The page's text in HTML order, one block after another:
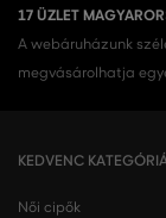
17 ÜZLET
A webáruházunk
megvásárolhatja
KEDVENC
Női cipők